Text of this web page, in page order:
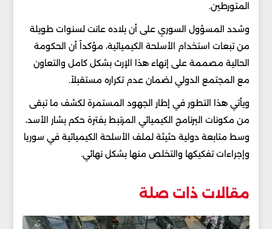
المتورطين.
وشدد المسؤول السوري على أن بلاده عانت لسنوات طويلة
من تبعات استخدام الأسلحة الكيميائية، مؤكداً أن الحكومة
الحالية مصممة على إنهاء هذا الإرث بشكل كامل والتعاون
مع المجتمع الدولي لضمان عدم تكراره مستقبلاً.
ويأتي هذا التطور في إطار الجهود المستمرة لكشف ما تبقى
من مكونات البرنامج الكيميائي المرتبط بفترة حكم بشار الأسد،
وسط متابعة دولية حثيثة لملف الأسلحة الكيميائية في سوريا
وإجراءات تفكيكها والتخلص منها بشكل نهائي.
مقالات ذات صلة